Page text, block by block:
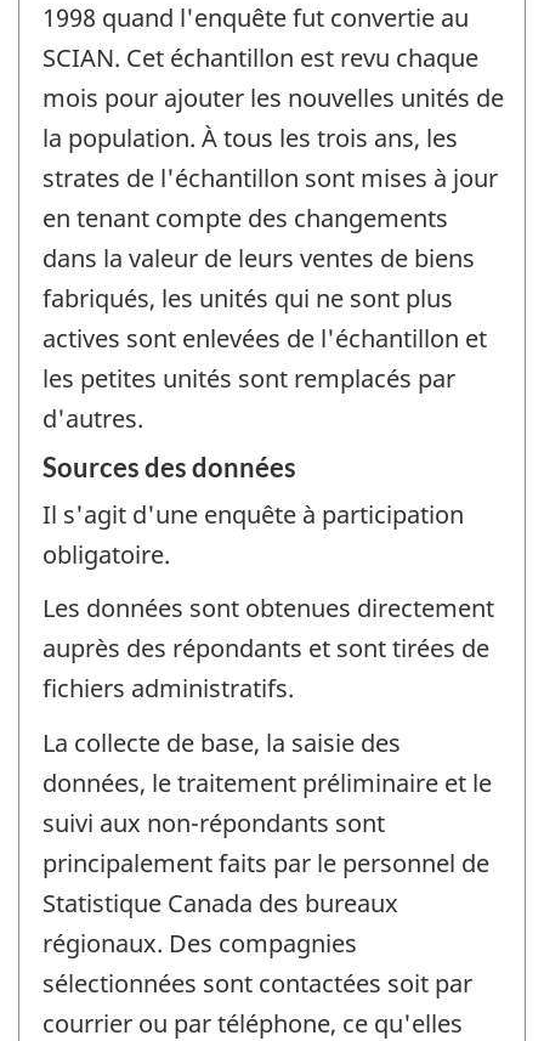
1998 quand l'enquête fut convertie au
SCIAN. Cet échantillon est revu chaque
mois pour ajouter les nouvelles unités de
la population. À tous les trois ans, les
strates de l'échantillon sont mises à jour
en tenant compte des changements
dans la valeur de leurs ventes de biens
fabriqués, les unités qui ne sont plus
actives sont enlevées de l'échantillon et
les petites unités sont remplacés par
d'autres.
Sources des données
Il s'agit d'une enquête à participation
obligatoire.
Les données sont obtenues directement
auprès des répondants et sont tirées de
fichiers administratifs.
La collecte de base, la saisie des
données, le traitement préliminaire et le
suivi aux non-répondants sont
principalement faits par le personnel de
Statistique Canada des bureaux
régionaux. Des compagnies
sélectionnées sont contactées soit par
courrier ou par téléphone, ce qu'elles